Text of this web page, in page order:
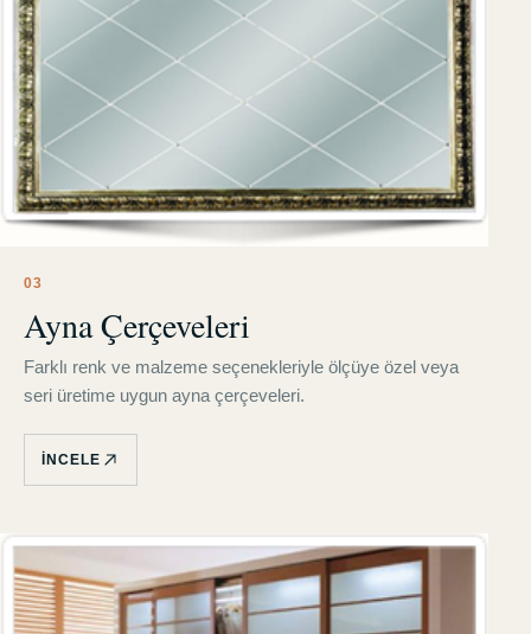
03
Ayna Çerçeveleri
Farklı renk ve malzeme seçenekleriyle ölçüye özel veya
seri üretime uygun ayna çerçeveleri.
İNCELE